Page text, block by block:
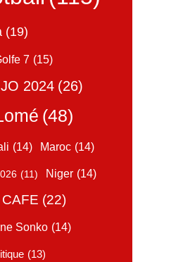
(19)
7 (15)
JO 2024 (26)
(48)
(14) Maroc (14)
(11) Niger (14)
(22)
Sonko (14)
(13)